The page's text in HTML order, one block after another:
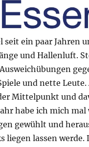
seit ein paar Jahren
und Hallenluft.
und nette
Mittelpunkt und
habe ich mich
gewühlt und
liegen lassen